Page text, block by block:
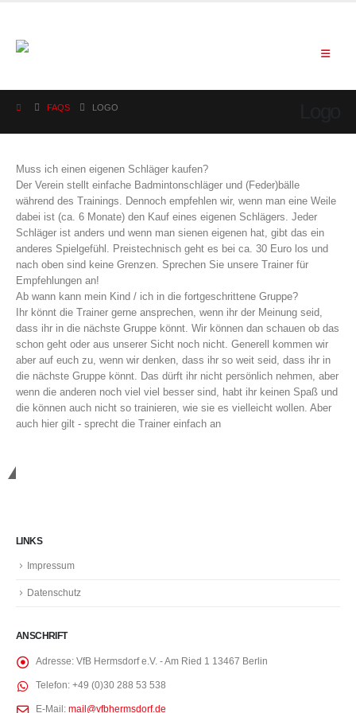
FAQS LOGO
Muss ich einen eigenen Schläger kaufen?
Der Verein stellt einfache Badmintonschläger und (Feder)bälle
während des Trainings. Dennoch empfehlen wir, wenn man eine Weile
dabei ist (ca. 6 Monate) den Kauf eines eigenen Schlägers. Jeder
Schläger ist anders und wenn man sienen eigenen hat, gibt das ein
anderes Spielgefühl. Preistechnisch geht es bei ca. 30 Euro los und
nach oben sind keine Grenzen. Sprechen Sie unsere Trainer für
Empfehlungen an!
Ab wann kann mein Kind / ich in die fortgeschrittene Gruppe?
Ihr könnt die Trainer gerne ansprechen, wenn ihr der Meinung seid,
dass ihr in die nächste Gruppe könnt. Wir können dan schauen ob das
schon geht oder aus unserer Sicht noch nicht. Generell kommen wir
aber auf euch zu, wenn wir denken, dass ihr so weit seid, dass ihr in
die nächste Gruppe könnt. Das dürft ihr nicht persönlich nehmen, aber
wenn die anderen noch viel viel besser sind, habt ihr keinen Spaß und
die können auch nicht so trainieren, wie sie es vielleicht wollen. Aber
auch hier gilt - sprecht die Trainer einfach an
LINKS
Impressum
Datenschutz
ANSCHRIFT
Adresse: VfB Hermsdorf e.V. - Am Ried 1 13467 Berlin
Telefon: +49 (0)30 288 53 538
E-Mail: mail@vfbhermsdorf.de